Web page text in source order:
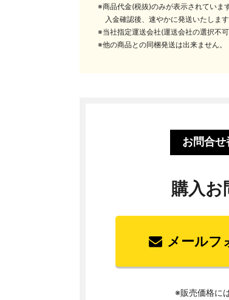
※商品代金(税抜)のみが表示されていま
入金確認後、速やかに発送いたします
※当社指定運送会社(運送会社の選択不
※他の商品との同梱発送は出来ません。
お問合せ
購入お
メールフ
※販売価格に